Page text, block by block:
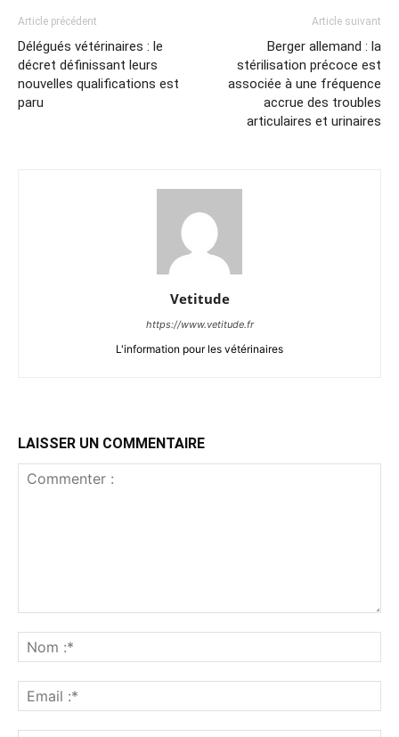
Article précédent
Délégués vétérinaires : le
décret définissant leurs
nouvelles qualifications est
paru
Article suivant
Berger allemand : la
stérilisation précoce est
associée à une fréquence
accrue des troubles
articulaires et urinaires
Vetitude
https://www.vetitude.fr
L'information pour les vétérinaires
LAISSER UN COMMENTAIRE